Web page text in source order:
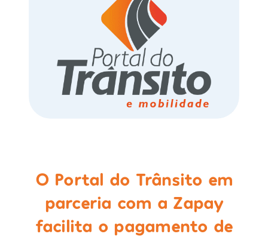
O Portal do Trânsito em
parceria com a Zapay
facilita o pagamento de